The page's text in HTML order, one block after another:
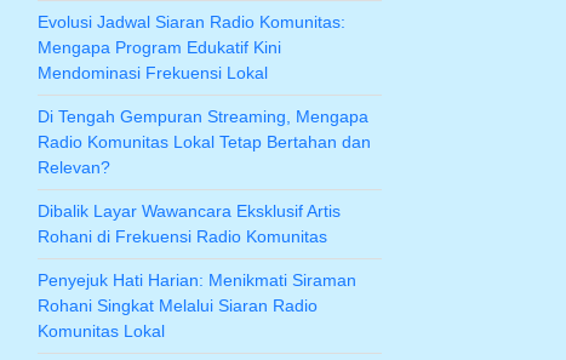
Evolusi Jadwal Siaran Radio Komunitas:
Mengapa Program Edukatif Kini
Mendominasi Frekuensi Lokal
Di Tengah Gempuran Streaming, Mengapa
Radio Komunitas Lokal Tetap Bertahan dan
Relevan?
Dibalik Layar Wawancara Eksklusif Artis
Rohani di Frekuensi Radio Komunitas
Penyejuk Hati Harian: Menikmati Siraman
Rohani Singkat Melalui Siaran Radio
Komunitas Lokal